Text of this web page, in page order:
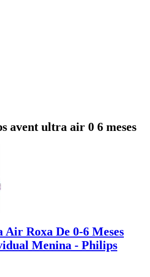
avent ultra air 0 6 meses
Roxa De 0-6 Meses
Menina - Philips